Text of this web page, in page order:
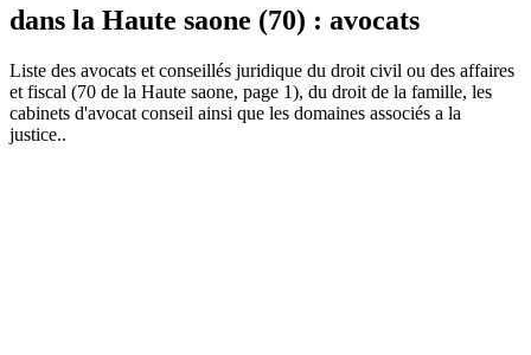
dans la Haute saone (70) : avocats
Liste des avocats et conseillés juridique du droit civil ou des affaires
et fiscal (70 de la Haute saone, page 1), du droit de la famille, les
cabinets d'avocat conseil ainsi que les domaines associés a la
justice..